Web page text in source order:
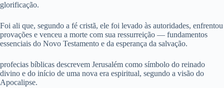
glorificação.
Foi ali que, segundo a fé cristã, ele foi levado às autoridades, enfrentou
provações e venceu a morte com sua ressurreição — fundamentos
essenciais do Novo Testamento e da esperança da salvação.
profecias bíblicas descrevem Jerusalém como símbolo do reinado
divino e do início de uma nova era espiritual, segundo a visão do
Apocalipse.